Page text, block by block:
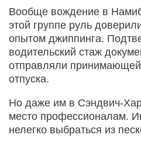
Вообще вождение в
этой группе руль
опытом джиппинга.
водительский стаж
отправляли
отпуска.
Но даже им в Сэндвич-
место профессионалам.
нелегко выбраться из